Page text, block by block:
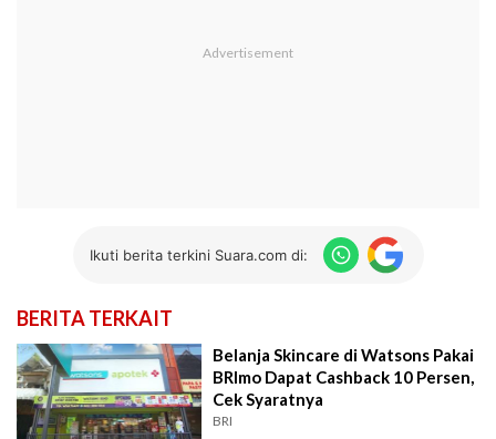
Ikuti berita terkini Suara.com di:
BERITA TERKAIT
Belanja Skincare di Watsons Pakai
BRImo Dapat Cashback 10 Persen,
Cek Syaratnya
BRI